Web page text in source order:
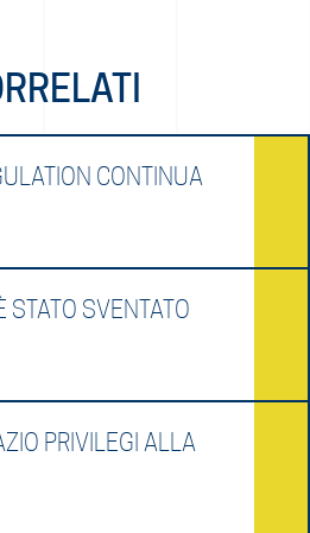
CONTINUA
STATO SVENTATO
PRIVILEGI ALLA